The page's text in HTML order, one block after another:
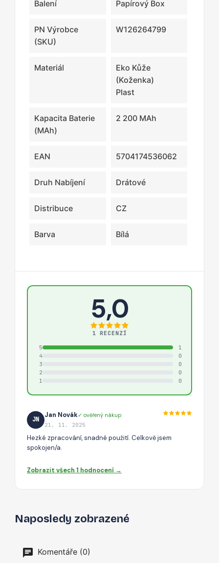
Balení Papírový Box
PN Výrobce
(SKU)
W126264799
Materiál
Eko Kůže
(koženka)
Plast
Kapacita Baterie
(mAh)
2 200 MAh
EAN 5704174536062
Druh Nabíjení Drátové
Distribuce CZ
Barva Bílá
5,0
1 RECENZÍ
5
1
4
0
3
0
2
0
1
0
JN
Jan Novák✓ ověřený nákup
21. 11. 2025
Hezké zpracování, snadné použití. Celkově jsem
spokojen/a.
Zobrazit všech 1 hodnocení →
Naposledy zobrazené
Komentáře (0)